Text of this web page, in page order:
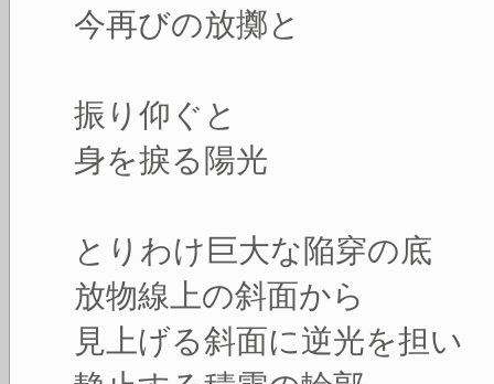
今再びの放擲と
振り仰ぐと
身を捩る陽光
とりわけ巨大な陥穿の底
放物線上の斜面から
見上げる斜面に逆光を担い